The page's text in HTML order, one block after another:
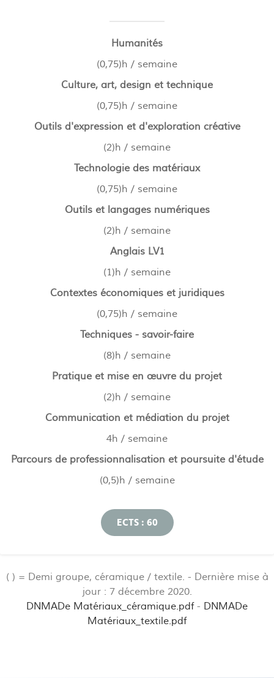
Humanités
(0,75)h / semaine
Culture, art, design et technique
(0,75)h / semaine
Outils d'expression et d'exploration créative
(2)h / semaine
Technologie des matériaux
(0,75)h / semaine
Outils et langages numériques
(2)h / semaine
Anglais LV1
(1)h / semaine
Contextes économiques et juridiques
(0,75)h / semaine
Techniques - savoir-faire
(8)h / semaine
Pratique et mise en œuvre du projet
(2)h / semaine
Communication et médiation du projet
4h / semaine
Parcours de professionnalisation et poursuite d'étude
(0,5)h / semaine
ECTS : 60
( ) = Demi groupe, céramique / textile. - Dernière mise à
jour : 7 décembre 2020.
DNMADe Matériaux_céramique.pdf- DNMADe
Matériaux_textile.pdf